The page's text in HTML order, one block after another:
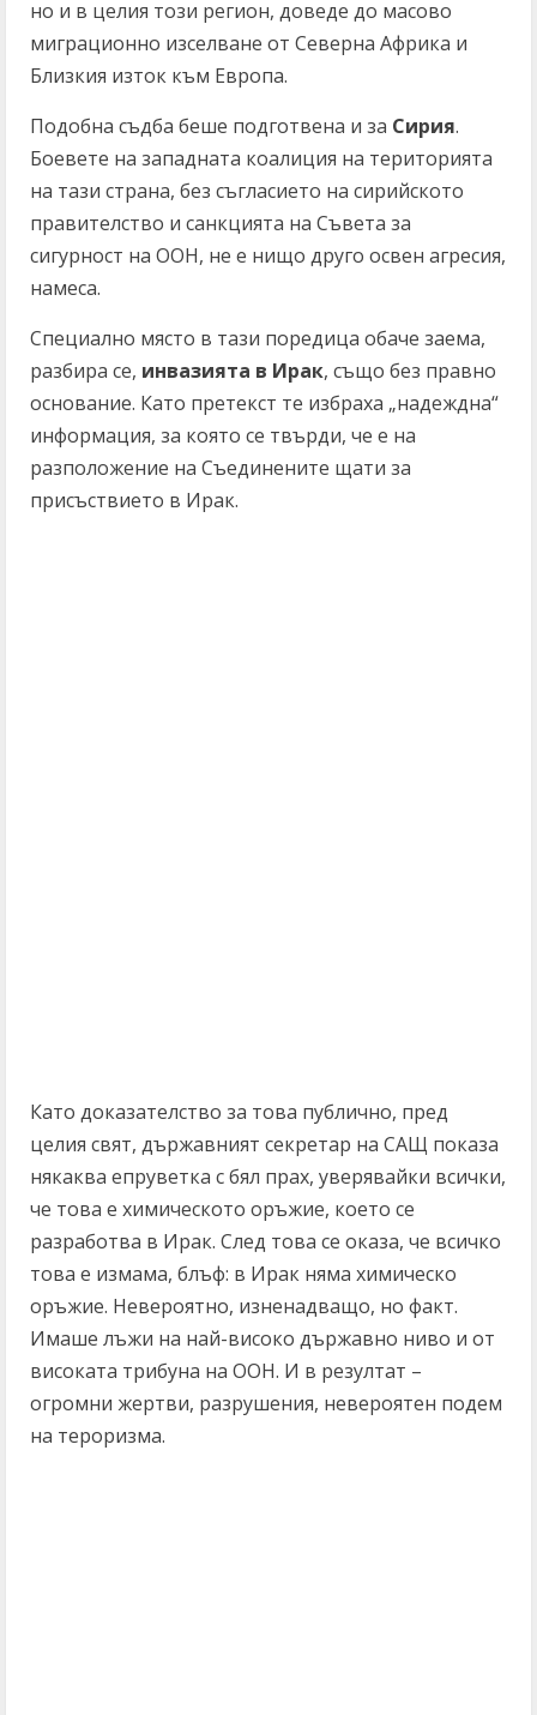
но и в целия този регион, доведе до масово
миграционно изселване от Северна Африка и
Близкия изток към Европа.
Подобна съдба беше подготвена и за Сирия.
Боевете на западната коалиция на територията
на тази страна, без съгласието на сирийското
правителство и санкцията на Съвета за
сигурност на ООН, не е нищо друго освен агресия,
намеса.
Специално място в тази поредица обаче заема,
разбира се, инвазията в Ирак, също без правно
основание. Като претекст те избраха „надеждна“
информация, за която се твърди, че е на
разположение на Съединените щати за
присъствието в Ирак.
Като доказателство за това публично, пред
целия свят, държавният секретар на САЩ показа
някаква епруветка с бял прах, уверявайки всички,
че това е химическото оръжие, което се
разработва в Ирак. След това се оказа, че всичко
това е измама, блъф: в Ирак няма химическо
оръжие. Невероятно, изненадващо, но факт.
Имаше лъжи на най-високо държавно ниво и от
високата трибуна на ООН. И в резултат –
огромни жертви, разрушения, невероятен подем
на тероризма.